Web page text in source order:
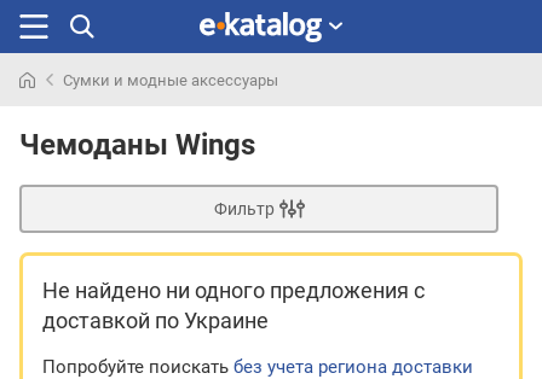
раньше
Сумки и модные аксессуары
Чемоданы Wings
Фильтр
Не найдено ни одного предложения с
доставкой по Украине
Попробуйте поискать без учета региона доставки